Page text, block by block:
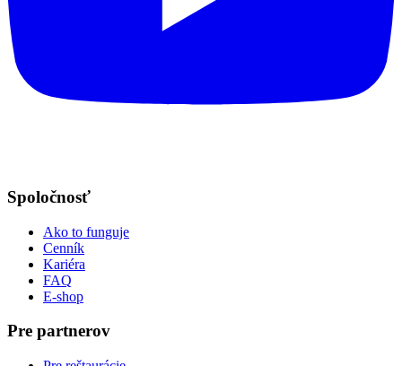
Spoločnosť
Ako to funguje
Cenník
Kariéra
FAQ
E-shop
Pre partnerov